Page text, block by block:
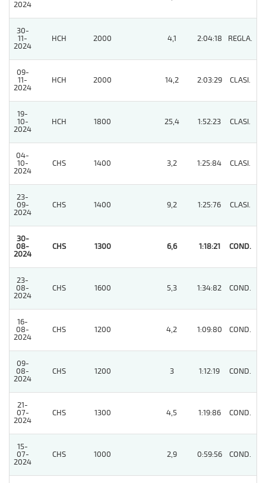
2024
30-
11-
2024
HCH 2000 4,1 2:04:18 REGLA.
09-
11-
2024
HCH 2000 14,2 2:03:29 CLASI.
19-
10-
2024
HCH 1800 25,4 1:52:23 CLASI.
04-
10-
2024
CHS 1400 3,2 1:25:84 CLASI.
23-
09-
2024
CHS 1400 9,2 1:25:76 CLASI.
30-
08-
2024
CHS 1300 6,6 1:18:21 COND.
23-
08-
2024
CHS 1600 5,3 1:34:82 COND.
16-
08-
2024
CHS 1200 4,2 1:09:80 COND.
09-
08-
2024
CHS 1200 3 1:12:19 COND.
21-
07-
2024
CHS 1300 4,5 1:19:86 COND.
15-
07-
2024
CHS 1000 2,9 0:59:56 COND.